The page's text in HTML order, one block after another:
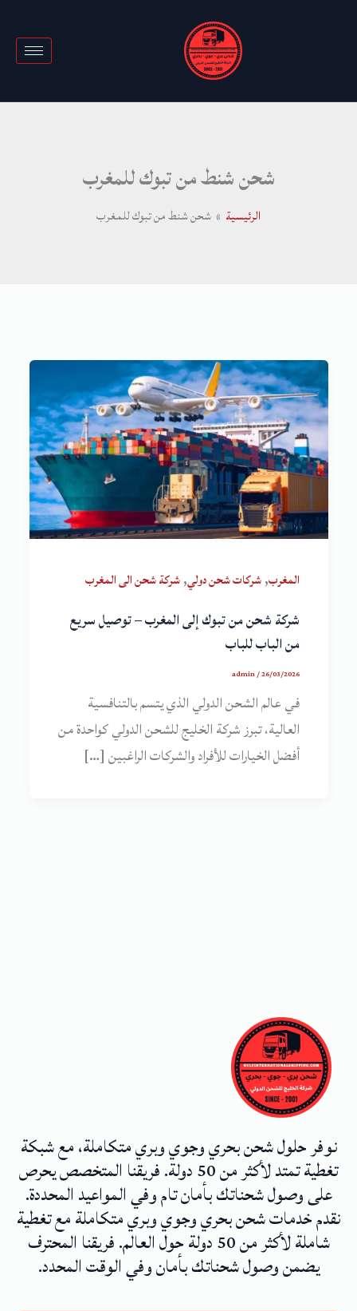
شحن شنط من تبوك للمغرب
الرئيسية شحن شنط من تبوك للمغرب
المغرب,شركات شحن دولي,شركة شحن الى المغرب
شركة شحن من تبوك إلى المغرب – توصيل سريع
من الباب للباب
admin/26/03/2026
في عالم الشحن الدولي الذي يتسم بالتنافسية
العالية، تبرز شركة الخليج للشحن الدولي كواحدة من
أفضل الخيارات للأفراد والشركات الراغبين […]
نوفر حلول شحن بحري وجوي وبري متكاملة، مع شبكة
تغطية تمتد لأكثر من 50 دولة. فريقنا المتخصص يحرص
على وصول شحناتك بأمان تام وفي المواعيد المحددة.
نقدم خدمات شحن بحري وجوي وبري متكاملة مع تغطية
شاملة لأكثر من 50 دولة حول العالم. فريقنا المحترف
يضمن وصول شحناتك بأمان وفي الوقت المحدد.